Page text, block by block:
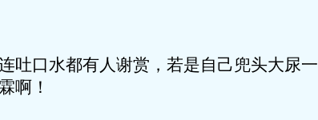
吐口水都有人谢赏，若是自己兜头大尿一
啊！